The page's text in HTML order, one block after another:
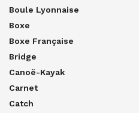
Boule Lyonnaise
Boxe
Boxe Française
Bridge
Canoë-Kayak
Carnet
Catch